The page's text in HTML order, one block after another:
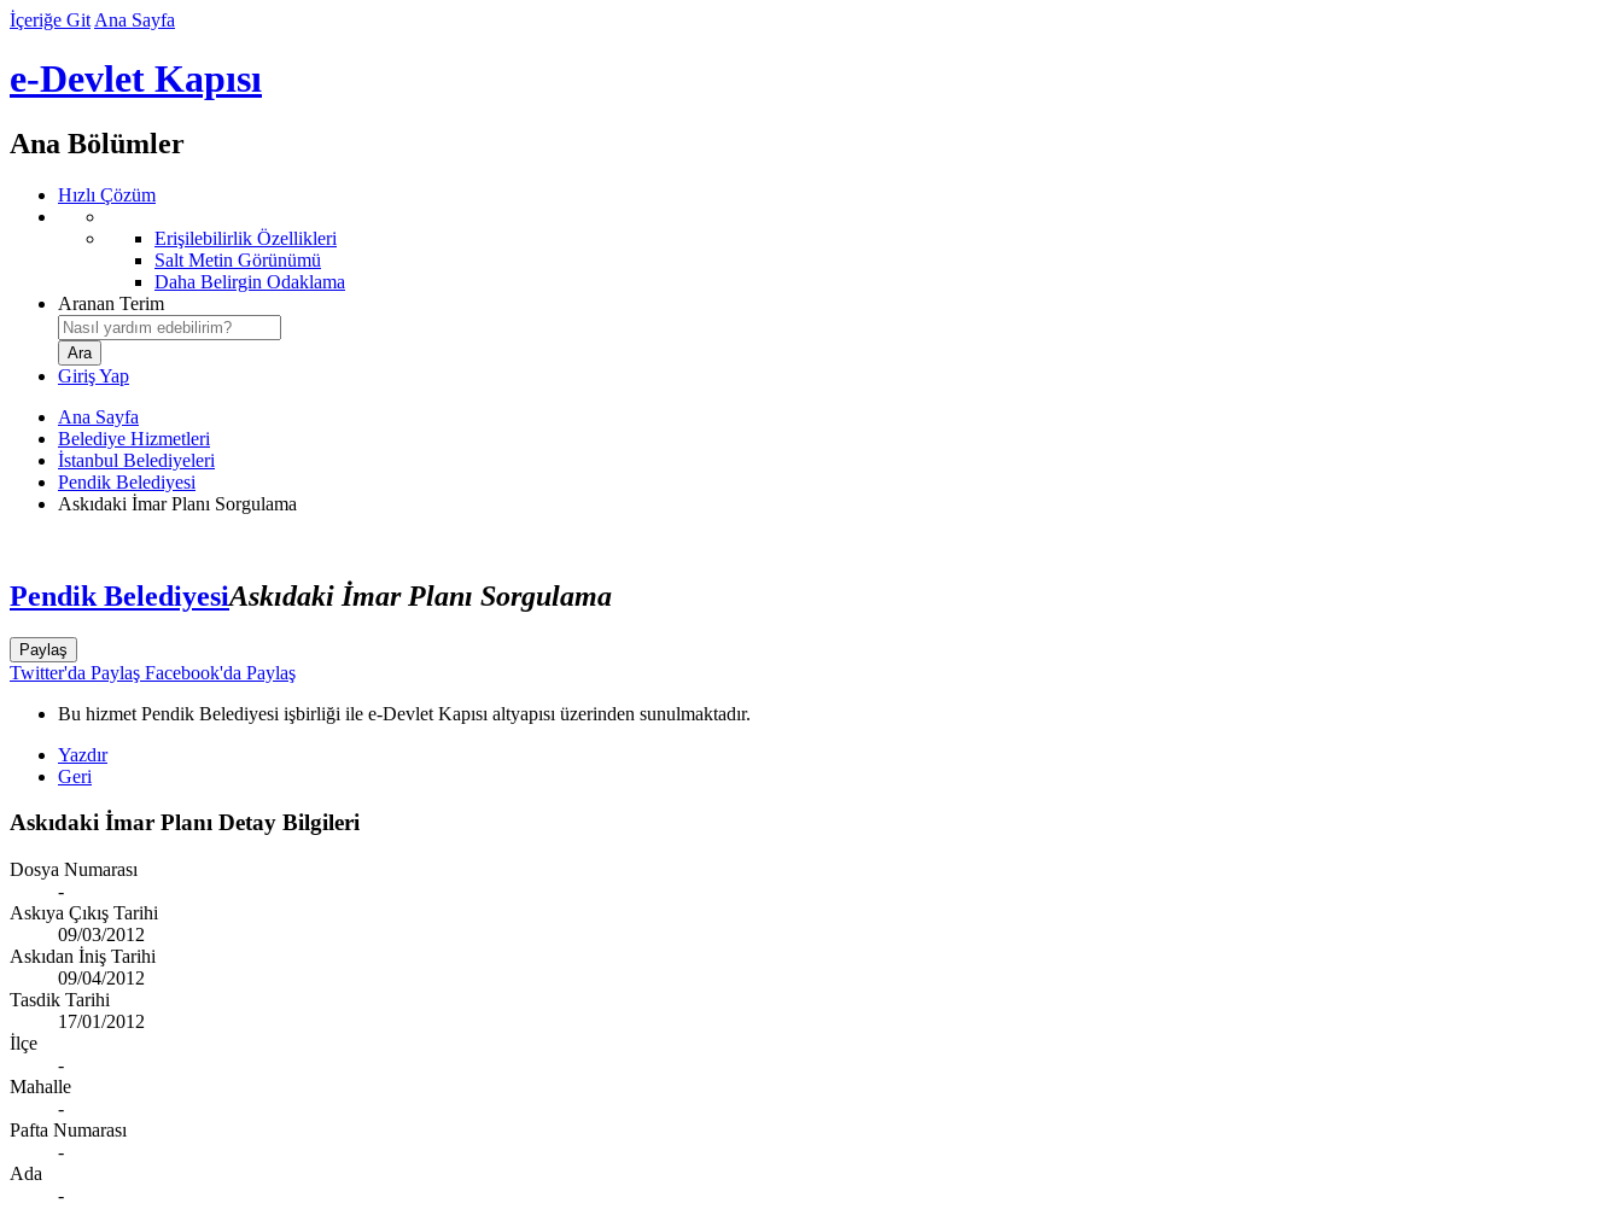
İçeriğe Git Ana Sayfa
e-Devlet Kapısı
Ana Bölümler
Hızlı Çözüm
Erişilebilirlik Özellikleri
Salt Metin Görünümü
Daha Belirgin Odaklama
Aranan Terim
Giriş Yap
Ana Sayfa
Belediye Hizmetleri
İstanbul Belediyeleri
Pendik Belediyesi
Askıdaki İmar Planı Sorgulama
Pendik BelediyesiAskıdaki İmar Planı Sorgulama
Paylaş
Twitter'da Paylaş Facebook'da Paylaş
Bu hizmet Pendik Belediyesi işbirliği ile e-Devlet Kapısı altyapısı üzerinden sunulmaktadır.
Yazdır
Geri
Askıdaki İmar Planı Detay Bilgileri
Dosya Numarası
-
Askıya Çıkış Tarihi
09/03/2012
Askıdan İniş Tarihi
09/04/2012
Tasdik Tarihi
17/01/2012
İlçe
-
Mahalle
-
Pafta Numarası
-
Ada
-